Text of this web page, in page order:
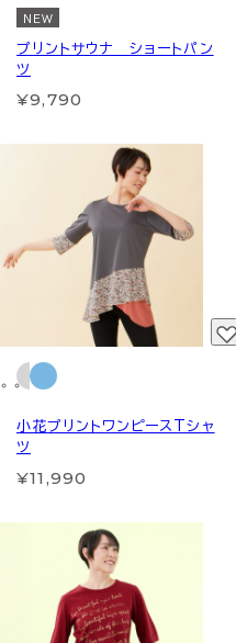
NEW
プリントサウナ ショートパン
ツ
¥9,790
小花プリントワンピースTシャ
ツ
¥11,990